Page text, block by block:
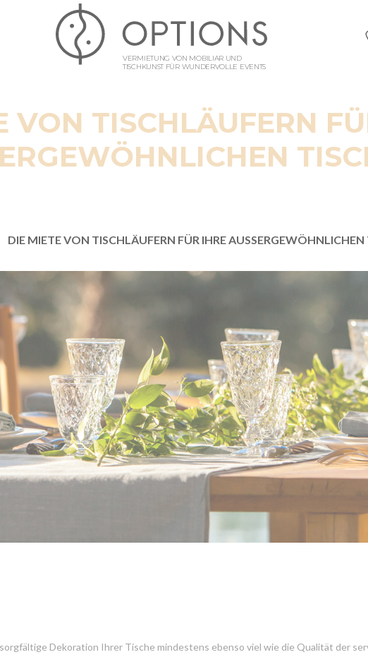
VERMIETUNG VON MOBILIAR UND
TISCHKUNST FÜR WUNDERVOLLE EVENTS
VON TISCHLÄUFERN
DIE MIETE VON TISCHLÄUFERN FÜR IHRE AUSSERGEWÖHNLICHEN
Dekoration Ihrer Tische mindestens ebenso viel wie die Qualität der